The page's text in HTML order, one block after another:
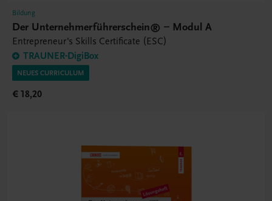
Bildung
Der Unternehmerführerschein® – Modul A
Entrepreneur's Skills Certificate (ESC)
TRAUNER-DigiBox
NEUES CURRICULUM
€ 18,20